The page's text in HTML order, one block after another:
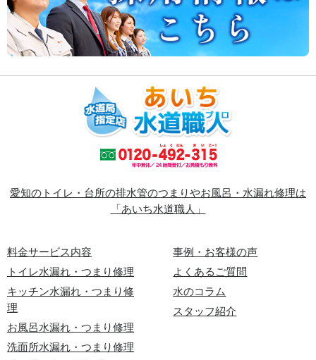
愛知のトイレ・台所の排水管のつまりやお風呂・水漏れ修理は
「あいち水道職人」
料金サービス内容
トイレ水漏れ・つまり修理
キッチン水漏れ・つまり修
理
お風呂水漏れ・つまり修理
洗面所水漏れ・つまり修理
事例・お客様の声
よくあるご質問
水のコラム
スタッフ紹介